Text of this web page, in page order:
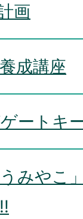
画
成講座
ートキ
みやこ